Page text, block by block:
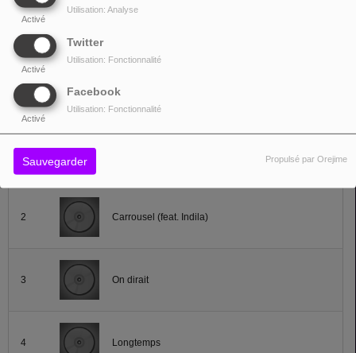
Activé
Utilisation: Analyse
Twitter
Activé
Utilisation: Fonctionnalité
Facebook
Activé
Utilisation: Fonctionnalité
Sauvegarder Propulsé par Orejime
Lire la suite
TOP TITRES
2 Carrousel (feat. Indila)
3 On dirait
4 Longtemps